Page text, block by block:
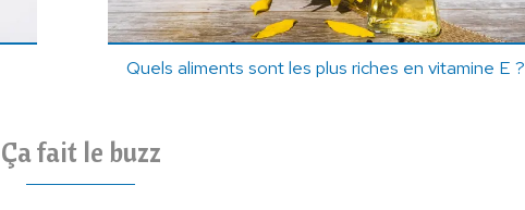
Quels aliments sont les plus riches en vitamine E ?
Ça fait le buzz